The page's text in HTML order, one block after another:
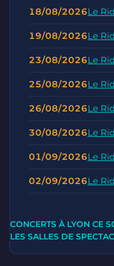
18/08/2026Le
19/08/2026Le
23/08/2026Le
25/08/2026Le
26/08/2026Le
30/08/2026Le
01/09/2026Le
02/09/2026Le
CONCERTS À LYON CE
LES SALLES DE